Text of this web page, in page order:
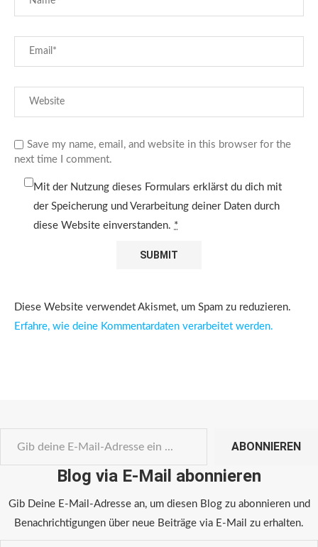
Save my name, email, and website in this browser for the
next time I comment.
Mit der Nutzung dieses Formulars erklärst du dich mit
der Speicherung und Verarbeitung deiner Daten durch
diese Website einverstanden. *
Diese Website verwendet Akismet, um Spam zu reduzieren.
Erfahre, wie deine Kommentardaten verarbeitet werden.
ABONNIEREN
Blog via E-Mail abonnieren
Gib Deine E-Mail-Adresse an, um diesen Blog zu abonnieren und
Benachrichtigungen über neue Beiträge via E-Mail zu erhalten.